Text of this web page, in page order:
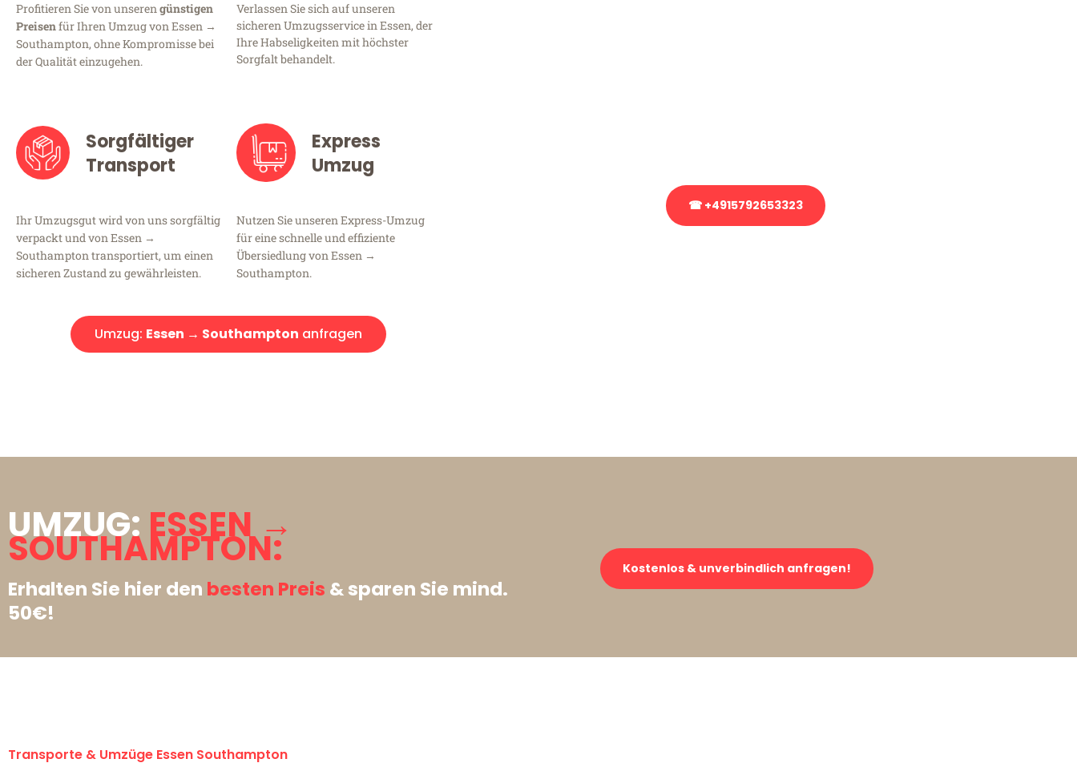
Profitieren Sie von unserengünstigen
Preisenfür Ihren Umzug von Essen →
Southampton, ohne Kompromisse bei
der Qualität einzugehen.
Verlassen Sie sich auf unseren
sicheren Umzugsservice in Essen, der
Ihre Habseligkeiten mit höchster
Sorgfalt behandelt.
Sorgfältiger
Transport
Ihr Umzugsgut wird von uns sorgfältig
verpackt und von Essen →
Southampton transportiert, um einen
sicheren Zustand zu gewährleisten.
Express
Umzug
Nutzen Sie unseren Express-Umzug
für eine schnelle und effiziente
Übersiedlung von Essen →
Southampton.
Umzug: Essen → Southampton anfragen
☎ +4915792653323
UMZUG: ESSEN →
SOUTHAMPTON:
Erhalten Sie hier den besten Preis & sparen Sie mind.
50€!
Kostenlos & unverbindlich anfragen!
Transporte & Umzüge Essen Southampton